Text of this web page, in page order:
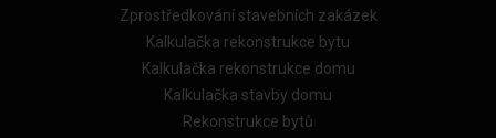
Zprostředkování stavebních zakázek
Kalkulačka rekonstrukce bytu
Kalkulačka rekonstrukce domu
Kalkulačka stavby domu
Rekonstrukce bytů